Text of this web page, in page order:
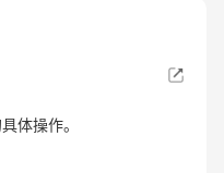
体操作。